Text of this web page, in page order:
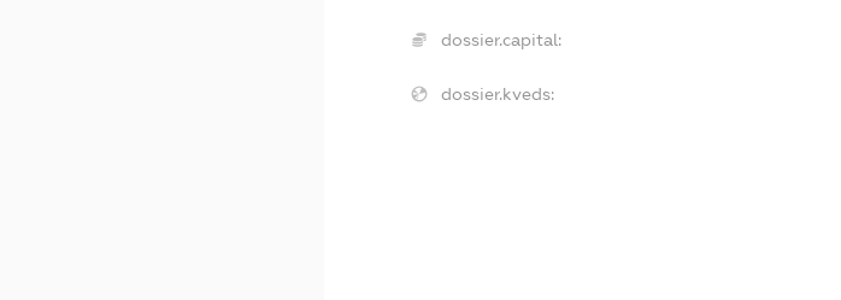
dossier.capital:
dossier.kveds: